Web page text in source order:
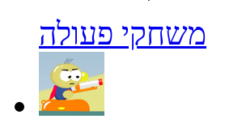
משחקי פעולה